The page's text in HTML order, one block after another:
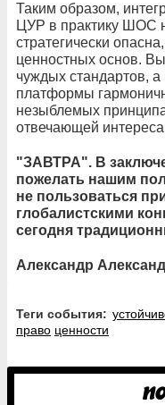
Таким образом,
ЦУР в практику ШОС
стратегически
ценностных основ.
чуждых стандартов,
платформы
незыблемых
отвечающей
"ЗАВТРА". В
пожелать нашим
не пользоваться
глобалистскими
сегодня
Александр
Теги события:
право ценности